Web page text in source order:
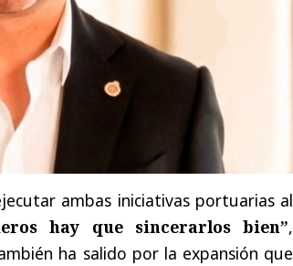
ambas iniciativas portuarias al
hay que sincerarlos bien”,
ha salido por la expansión que